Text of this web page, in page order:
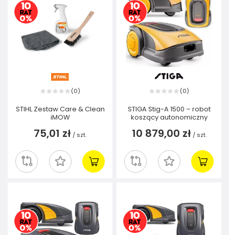
(0)
STIHL Zestaw Care & Clean
iMOW
75,01 zł / szt.
(0)
STIGA Stig-A 1500 – robot
koszący autonomiczny
10 879,00 zł / szt.